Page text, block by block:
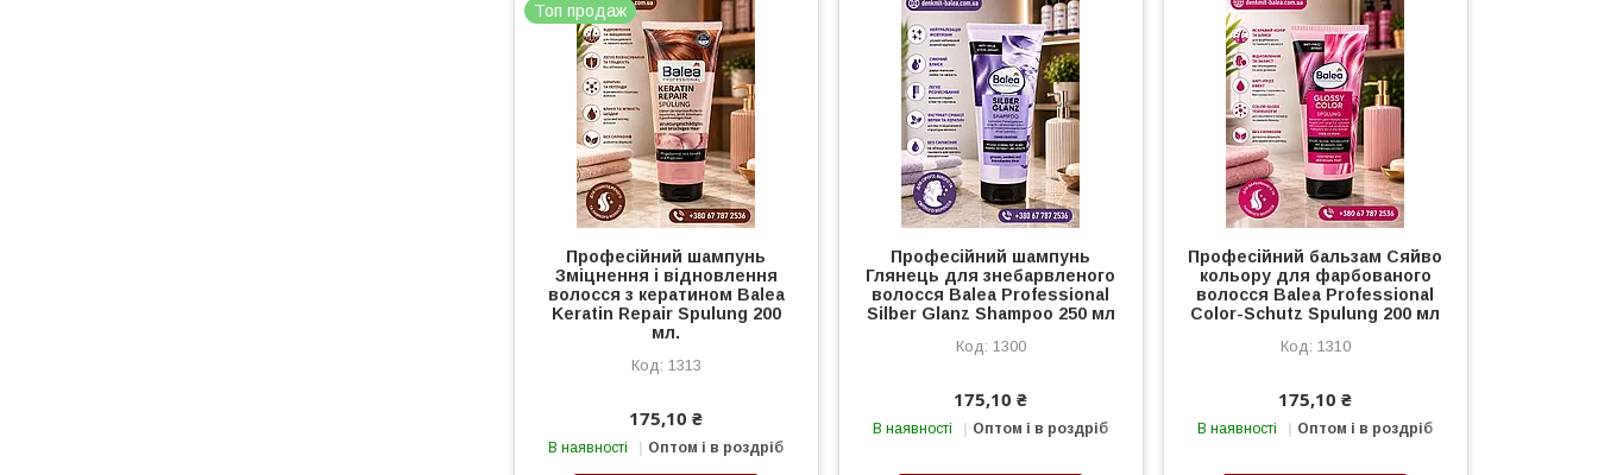
Топ продаж
Професійний шампунь
Зміцнення і відновлення
волосся з кератином Balea
Keratin Repair Spulung 200
мл.
1313
175,10 ₴
В наявності Оптом і в роздріб
Професійний шампунь
Глянець для знебарвленого
волосся Balea Professional
Silber Glanz Shampoo 250 мл
1300
175,10 ₴
В наявності Оптом і в роздріб
Професійний бальзам Сяйво
кольору для фарбованого
волосся Balea Professional
Color-Schutz Spulung 200 мл
1310
175,10 ₴
В наявності Оптом і в роздріб